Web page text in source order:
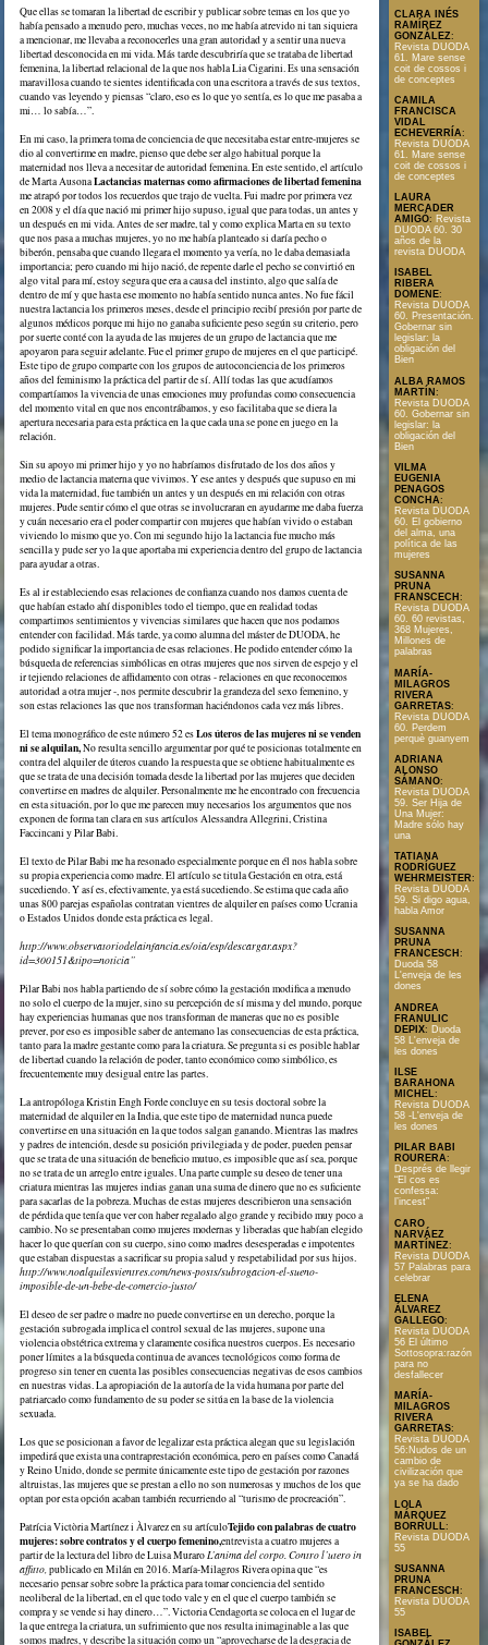
Que ellas se tomaran la libertad de escribir y publicar sobre temas en los que yo
había pensado a menudo pero, muchas veces, no me había atrevido ni tan siquiera
a mencionar, me llevaba a reconocerles una gran autoridad y a sentir una nueva
libertad desconocida en mi vida. Más tarde descubriría que se trataba de libertad
femenina, la libertad relacional de la que nos habla Lia Cigarini. Es una sensación
maravillosa cuando te sientes identificada con una escritora a través de sus textos,
cuando vas leyendo y piensas “claro, eso es lo que yo sentía, es lo que me pasaba a
mi… lo sabía…”.
En mi caso, la primera toma de conciencia de que necesitaba estar entre-mujeres se
dio al convertirme en madre, pienso que debe ser algo habitual porque la
maternidad nos lleva a necesitar de autoridad femenina. En este sentido, el artículo
de Marta AusonaLactancias maternas como afirmaciones de libertad femenina
me atrapó por todos los recuerdos que trajo de vuelta. Fui madre por primera vez
en 2008 y el día que nació mi primer hijo supuso, igual que para todas, un antes y
un después en mi vida. Antes de ser madre, tal y como explica Marta en su texto
que nos pasa a muchas mujeres, yo no me había planteado si daría pecho o
biberón, pensaba que cuando llegara el momento ya vería, no le daba demasiada
importancia; pero cuando mi hijo nació, de repente darle el pecho se convirtió en
algo vital para mí, estoy segura que era a causa del instinto, algo que salía de
dentro de mí y que hasta ese momento no había sentido nunca antes. No fue fácil
nuestra lactancia los primeros meses, desde el principio recibí presión por parte de
algunos médicos porque mi hijo no ganaba suficiente peso según su criterio, pero
por suerte conté con la ayuda de las mujeres de un grupo de lactancia que me
apoyaron para seguir adelante. Fue el primer grupo de mujeres en el que participé.
Este tipo de grupo comparte con los grupos de autoconciencia de los primeros
años del feminismo la práctica del partir de sí. Allí todas las que acudíamos
compartíamos la vivencia de unas emociones muy profundas como consecuencia
del momento vital en que nos encontrábamos, y eso facilitaba que se diera la
apertura necesaria para esta práctica en la que cada una se pone en juego en la
relación.
Sin su apoyo mi primer hijo y yo no habríamos disfrutado de los dos años y
medio de lactancia materna que vivimos. Y ese antes y después que supuso en mi
vida la maternidad, fue también un antes y un después en mi relación con otras
mujeres. Pude sentir cómo el que otras se involucraran en ayudarme me daba fuerza
y cuán necesario era el poder compartir con mujeres que habían vivido o estaban
viviendo lo mismo que yo. Con mi segundo hijo la lactancia fue mucho más
sencilla y pude ser yo la que aportaba mi experiencia dentro del grupo de lactancia
para ayudar a otras.
Es al ir estableciendo esas relaciones de confianza cuando nos damos cuenta de
que habían estado ahí disponibles todo el tiempo, que en realidad todas
compartimos sentimientos y vivencias similares que hacen que nos podamos
entender con facilidad. Más tarde, ya como alumna del máster de DUODA, he
podido significar la importancia de esas relaciones. He podido entender cómo la
búsqueda de referencias simbólicas en otras mujeres que nos sirven de espejo y el
ir tejiendo relaciones de affidamento con otras - relaciones en que reconocemos
autoridad a otra mujer -, nos permite descubrir la grandeza del sexo femenino, y
son estas relaciones las que nos transforman haciéndonos cada vez más libres.
El tema monográfico de este número 52 esLos úteros de las mujeres ni se venden
ni se alquilan,No resulta sencillo argumentar por qué te posicionas totalmente en
contra del alquiler de úteros cuando la respuesta que se obtiene habitualmente es
que se trata de una decisión tomada desde la libertad por las mujeres que deciden
convertirse en madres de alquiler. Personalmente me he encontrado con frecuencia
en esta situación, por lo que me parecen muy necesarios los argumentos que nos
exponen de forma tan clara en sus artículos Alessandra Allegrini, Cristina
Faccincani y Pilar Babi.
El texto de Pilar Babi me ha resonado especialmente porque en él nos habla sobre
su propia experiencia como madre. El artículo se titula Gestación en otra, está
sucediendo. Y así es, efectivamente, ya está sucediendo. Se estima que cada año
unas 800 parejas españolas contratan vientres de alquiler en países como Ucrania
o Estados Unidos donde esta práctica es legal.
http://www.observatoriodelainfancia.es/oia/esp/descargar.aspx?
id=300151&tipo=noticia”
Pilar Babi nos habla partiendo de sí sobre cómo la gestación modifica a menudo
no solo el cuerpo de la mujer, sino su percepción de sí misma y del mundo, porque
hay experiencias humanas que nos transforman de maneras que no es posible
prever, por eso es imposible saber de antemano las consecuencias de esta práctica,
tanto para la madre gestante como para la criatura. Se pregunta si es posible hablar
de libertad cuando la relación de poder, tanto económico como simbólico, es
frecuentemente muy desigual entre las partes.
La antropóloga Kristin Engh Forde concluye en su tesis doctoral sobre la
maternidad de alquiler en la India, que este tipo de maternidad nunca puede
convertirse en una situación en la que todos salgan ganando. Mientras las madres
y padres de intención, desde su posición privilegiada y de poder, pueden pensar
que se trata de una situación de beneficio mutuo, es imposible que así sea, porque
no se trata de un arreglo entre iguales. Una parte cumple su deseo de tener una
criatura mientras las mujeres indias ganan una suma de dinero que no es suficiente
para sacarlas de la pobreza. Muchas de estas mujeres describieron una sensación
de pérdida que tenía que ver con haber regalado algo grande y recibido muy poco a
cambio. No se presentaban como mujeres modernas y liberadas que habían elegido
hacer lo que querían con su cuerpo, sino como madres desesperadas e impotentes
que estaban dispuestas a sacrificar su propia salud y respetabilidad por sus hijos.
http://www.noalquilesvientres.com/news-posts/subrogacion-el-sueno-
imposible-de-un-bebe-de-comercio-justo/
El deseo de ser padre o madre no puede convertirse en un derecho, porque la
gestación subrogada implica el control sexual de las mujeres, supone una
violencia obstétrica extrema y claramente cosifica nuestros cuerpos. Es necesario
poner límites a la búsqueda continua de avances tecnológicos como forma de
progreso sin tener en cuenta las posibles consecuencias negativas de esos cambios
en nuestras vidas. La apropiación de la autoría de la vida humana por parte del
patriarcado como fundamento de su poder se sitúa en la base de la violencia
sexuada.
Los que se posicionan a favor de legalizar esta práctica alegan que su legislación
impedirá que exista una contraprestación económica, pero en países como Canadá
y Reino Unido, donde se permite únicamente este tipo de gestación por razones
altruistas, las mujeres que se prestan a ello no son numerosas y muchos de los que
optan por esta opción acaban también recurriendo al “turismo de procreación”.
Patrícia Victòria Martínez i Àlvarez en su artículoTejido con palabras de cuatro
mujeres: sobre contratos y el cuerpo femenino,entrevista a cuatro mujeres a
partir de la lectura del libro de Luisa MuraroL’anima del corpo. Contro l’utero in
affitto,publicado en Milán en 2016. María-Milagros Rivera opina que “es
necesario pensar sobre sobre la práctica para tomar conciencia del sentido
neoliberal de la libertad, en el que todo vale y en el que el cuerpo también se
compra y se vende si hay dinero…”. Victoria Cendagorta se coloca en el lugar de
la que entrega la criatura, un sufrimiento que nos resulta inimaginable a las que
somos madres, y describe la situación como un “aprovecharse de la desgracia de
CLARA INÉS
RAMÍREZ
GONZÁLEZ:
Revista DUODA
61. Mare sense
coit de cossos i
de conceptes
CAMILA
FRANCISCA
VIDAL
ECHEVERRÍA:
Revista DUODA
61. Mare sense
coit de cossos i
de conceptes
LAURA
MERCADER
AMIGÓ: Revista
DUODA 60. 30
años de la
revista DUODA
ISABEL
RIBERA
DOMENE:
Revista DUODA
60. Presentación.
Gobernar sin
legislar: la
obligación del
Bien
ALBA RAMOS
MARTÍN :
Revista DUODA
60. Gobernar sin
legislar: la
obligación del
Bien
VILMA
EUGENIA
PENAGOS
CONCHA:
Revista DUODA
60. El gobierno
del alma, una
política de las
mujeres
SUSANNA
PRUNA
FRANSCECH :
Revista DUODA
60. 60 revistas,
368 Mujeres,
Millones de
palabras
MARÍA-
MILAGROS
RIVERA
GARRETAS:
Revista DUODA
60. Perdem
perquè guanyem
ADRIANA
ALONSO
SÁMANO:
Revista DUODA
59. Ser Hija de
Una Mujer:
Madre sólo hay
una
TATIANA
RODRÍGUEZ
WEHRMEISTER:
Revista DUODA
59. Si digo agua,
habla Amor
SUSANNA
PRUNA
FRANCESCH :
Duoda 58
L'enveja de les
dones
ANDREA
FRANULIC
DEPIX: Duoda
58 L'enveja de
les dones
ILSE
BARAHONA
MICHEL:
Revista DUODA
58 -L'enveja de
les dones
PILAR BABI
ROURERA:
Després de llegir
“El cos es
confessa:
l’incest”
CARO
NARVÁEZ
MARTÍNEZ:
Revista DUODA
57 Palabras para
celebrar
ELENA
ÁLVAREZ
GALLEGO:
Revista DUODA
56 El último
Sottosopra:razón
para no
desfallecer
MARÍA-
MILAGROS
RIVERA
GARRETAS:
Revista DUODA
56:Nudos de un
cambio de
civilización que
ya se ha dado
LOLA
MÁRQUEZ
BORRULL :
Revista DUODA
55
SUSANNA
PRUNA
FRANCESCH :
Revista DUODA
55
ISABEL